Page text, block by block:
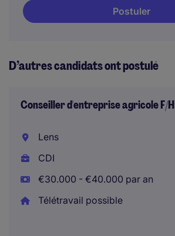
Postuler
D’autres candidats ont postulé
Conseiller d'entreprise agricole F/H
Lens
CDI
€30.000 - €40.000 par an
Télétravail possible